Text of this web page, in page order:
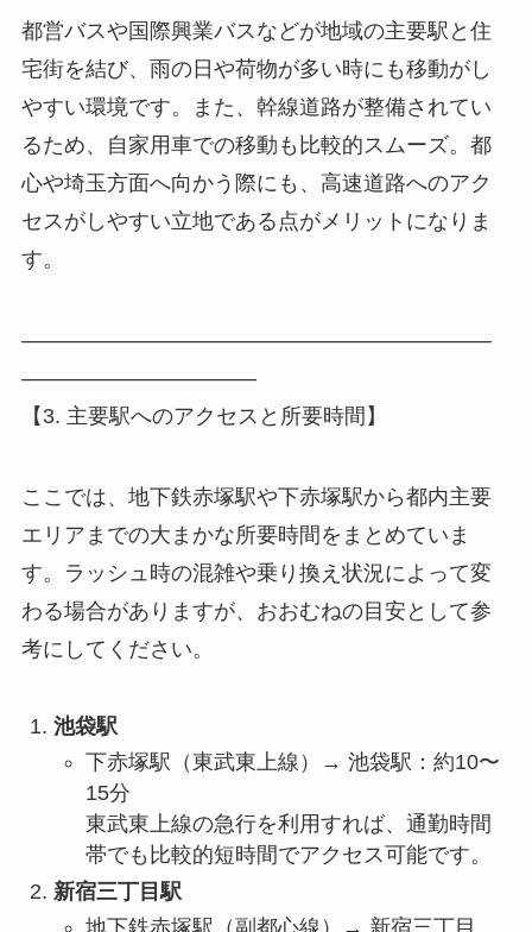
都営バスや国際興業バスなどが地域の主要駅と住
宅街を結び、雨の日や荷物が多い時にも移動がし
やすい環境です。また、幹線道路が整備されてい
るため、自家用車での移動も比較的スムーズ。都
心や埼玉方面へ向かう際にも、高速道路へのアク
セスがしやすい立地である点がメリットになりま
す。
――――――――――――――――――――――
―――――――――――
【3. 主要駅へのアクセスと所要時間】
ここでは、地下鉄赤塚駅や下赤塚駅から都内主要
エリアまでの大まかな所要時間をまとめていま
す。ラッシュ時の混雑や乗り換え状況によって変
わる場合がありますが、おおむねの目安として参
考にしてください。
池袋駅
下赤塚駅（東武東上線）→ 池袋駅：約10〜
15分
東武東上線の急行を利用すれば、通勤時間
帯でも比較的短時間でアクセス可能です。
新宿三丁目駅